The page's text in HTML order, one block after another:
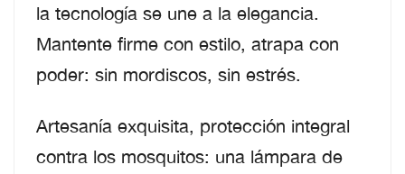
la tecnología se une a la elegancia.
Mantente firme con estilo, atrapa con
poder: sin mordiscos, sin estrés.
Artesanía exquisita, protección integral
contra los mosquitos: una lámpara de